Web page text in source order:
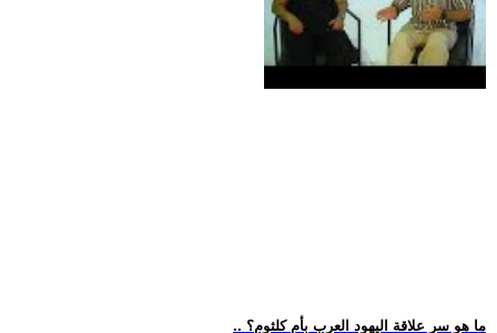
.. ما هو سر علاقة اليهود العرب بأم كلثوم؟